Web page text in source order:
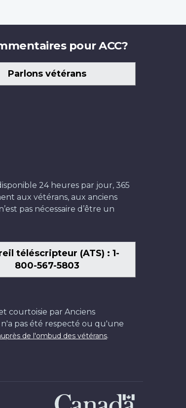
pour ACC?
Parlons vétérans
24 heures par jour, 365
aux vétérans, aux anciens
pas nécessaire d’être un
téléscripteur (ATS) : 1-
800-567-5803
courtoisie par Anciens
pas été respecté ou qu'une
de l'ombud des vétérans.